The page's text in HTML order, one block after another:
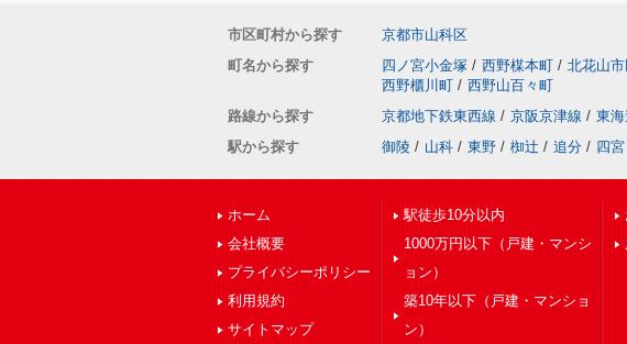
市区町村から探す
京都市山科区
町名から探す
四ノ宮小金塚 / 西野楳本町 / 北花山
西野櫃川町 / 西野山百々町
路線から探す
京都地下鉄東西線 / 京阪京津線 / 東
駅から探す
御陵 / 山科 / 東野 / 椥辻 / 追分 / 四宮
ホーム
会社概要
プライバシーポリシー
利用規約
サイトマップ
駅徒歩10分以内
1000万円以下（戸建・マンシ
ョン）
築10年以下（戸建・マンショ
ン）